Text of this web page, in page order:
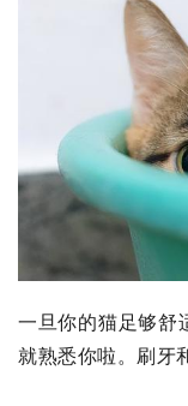
一旦你的猫足够舒
就熟悉你啦。刷牙